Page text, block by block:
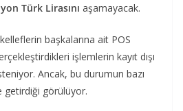
Türk Lirasını aşamayacak.
başkalarına ait POS
işlemlerin kayıt dışı
Ancak, bu durumun bazı
getirdiği görülüyor.